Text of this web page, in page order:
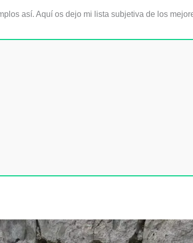
así. Aquí os dejo mi lista subjetiva de los